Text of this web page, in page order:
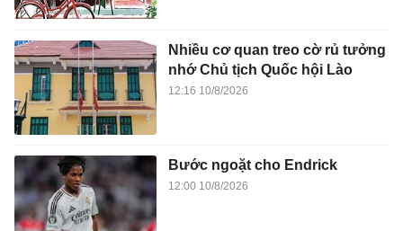
Nhiều cơ quan treo cờ rủ tưởng
nhớ Chủ tịch Quốc hội Lào
12:16 10/8/2026
Bước ngoặt cho Endrick
12:00 10/8/2026